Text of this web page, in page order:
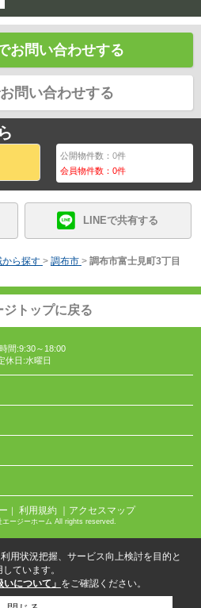
お問い合わせする
問い合わせする
公開物件数：0件
会員物件数：0件
LINEで共有する
ら探す > 調布市 > 調布市富士見町3丁目
ジトップに戻る
間:9:30～18:00
休日:水曜日
｜ 利用規約 ｜アクセスマップ
ージーホーム All rights reserved.
用状況把握、サービス向上検討を目的と
ています。
いについて」 をご確認ください。